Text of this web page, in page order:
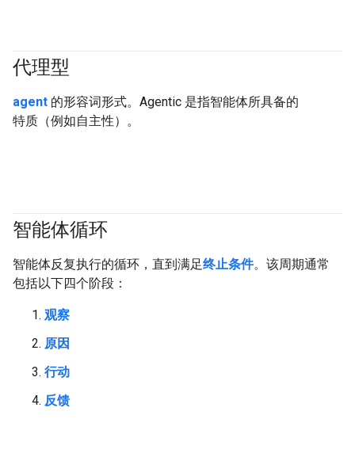
代理型
agent 的形容词形式。Agentic 是指智能体所具备的
特质（例如自主性）。
智能体循环
智能体反复执行的循环，直到满足终止条件。该周期通常
包括以下四个阶段：
观察
原因
行动
反馈